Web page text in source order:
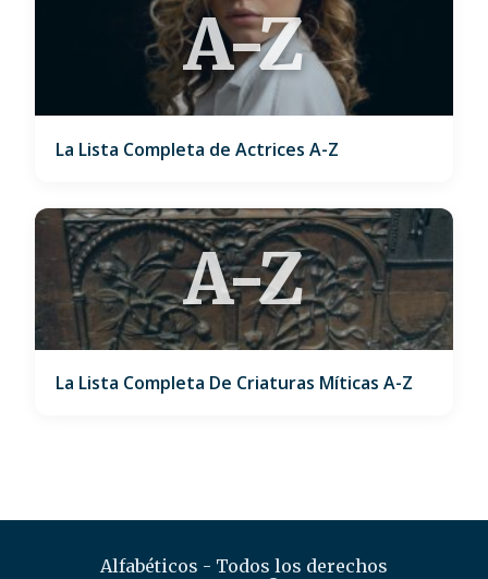
A-Z
La Lista Completa de Actrices A-Z
A-Z
La Lista Completa De Criaturas Míticas A-Z
Alfabéticos - Todos los derechos